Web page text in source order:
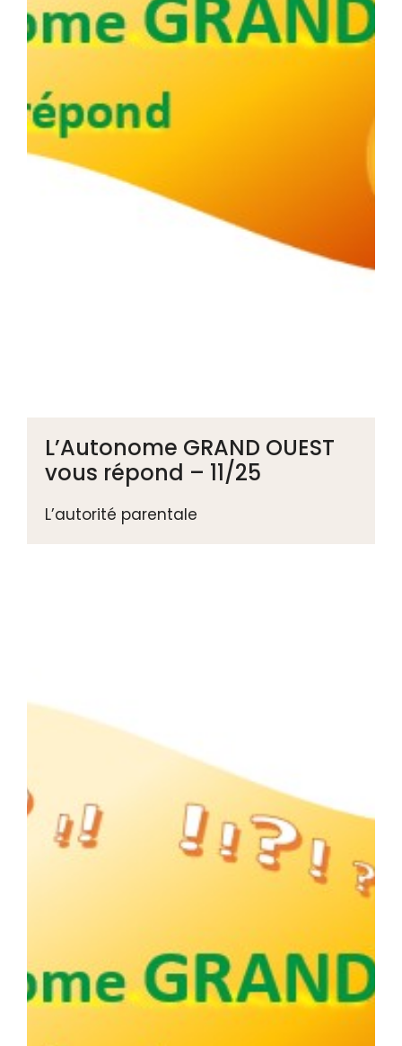
L’Autonome GRAND OUEST
vous répond – 11/25
L’autorité parentale